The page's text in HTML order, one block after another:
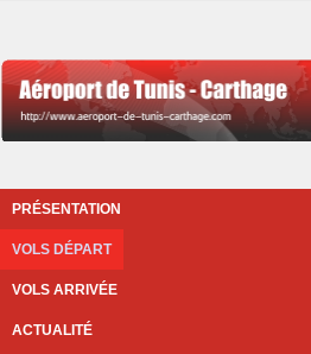
PRÉSENTATION
VOLS DÉPART
VOLS ARRIVÉE
ACTUALITÉ